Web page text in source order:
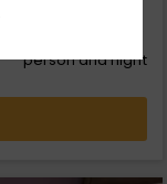
person and night